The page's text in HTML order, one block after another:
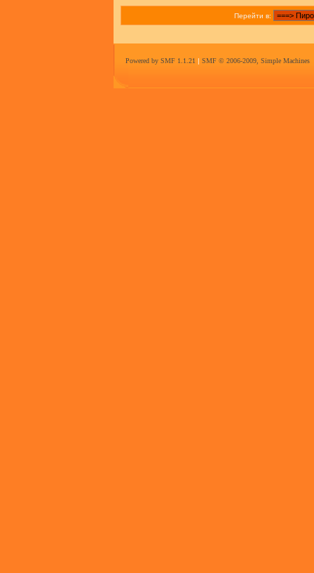
Перейти в:
Powered by SMF 1.1.21 | SMF © 2006-2009, Simple Machines